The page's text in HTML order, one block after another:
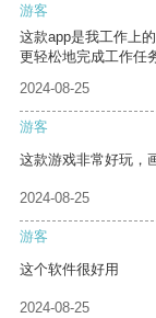
游客
这款app是我工作上
更轻松地完成工作任
2024-08-25
游客
这款游戏非常好玩，
2024-08-25
游客
这个软件很好用
2024-08-25